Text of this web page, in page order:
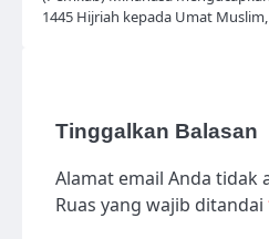
1445 Hijriah kepada Umat
Tinggalkan Balasan
Alamat email Anda tidak
Ruas yang wajib ditandai